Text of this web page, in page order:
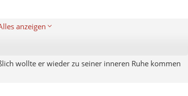
anzeigenan der Öffentlichkeit macht (ist mir wirklich
wollte er wieder zu seiner inneren Ruhe kommen